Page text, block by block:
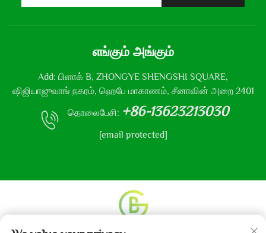
எங்கும் அங்கும்
Add: பிளாக் B, ZHONGYE SHENGSHI SQUARE,
ஷிஜியாஜுவாங் நகரம், ஹெபே மாகாணம், சீனாவின் அறை 2401
தொலைபேசி: +86-13623213030
[email protected]